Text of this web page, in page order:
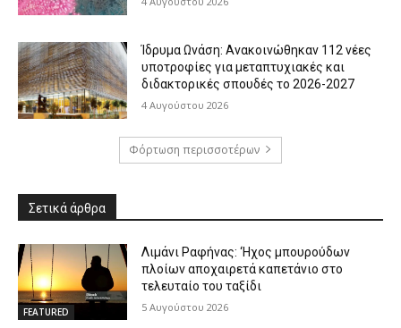
Ίδρυμα Ωνάση: Ανακοινώθηκαν 112 νέες
υποτροφίες για μεταπτυχιακές και
διδακτορικές σπουδές το 2026-2027
4 Αυγούστου 2026
Φόρτωση περισσοτέρων
Σετικά άρθρα
FEATURED
Λιμάνι Ραφήνας: ‘Ηχος μπουρούδων
πλοίων αποχαιρετά καπετάνιο στο
τελευταίο του ταξίδι
5 Αυγούστου 2026